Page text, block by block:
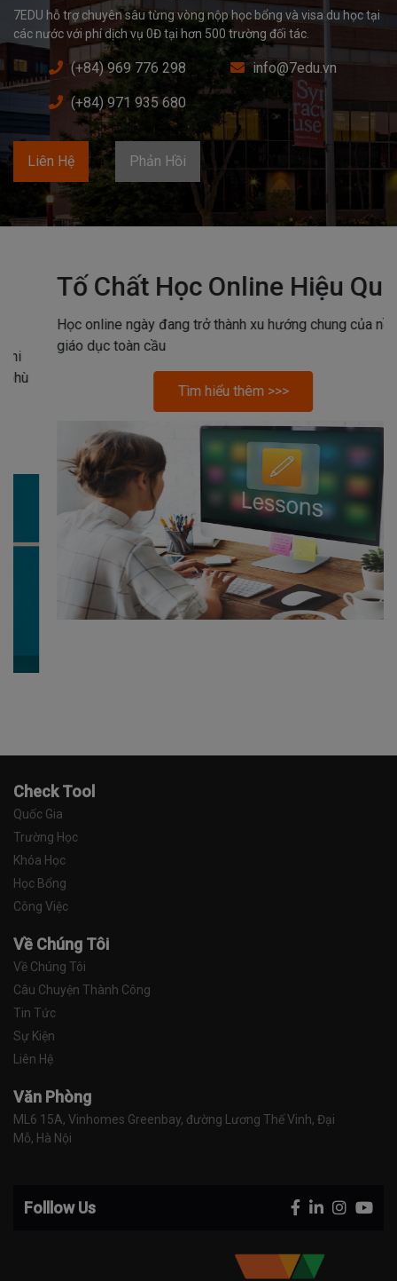
7EDU hỗ trợ chuyên sâu từng vòng nộp học bổng và visa du học tại
các nước với phí dịch vụ 0Đ tại hơn 500 trường đối tác.
(+84) 969 776 298 info@7edu.vn
(+84) 971 935 680
Liên Hệ Phản Hồi
Tố Chất Học Online Hiệu Quả
Học online ngày đang trở thành xu hướng chung của nền
giáo dục toàn cầu
Tìm hiểu thêm >>>
Check Tool
Quốc Gia
Trường Học
Khóa Học
Học Bổng
Công Việc
Về Chúng Tôi
Về Chúng Tôi
Câu Chuyện Thành Công
Tin Tức
Sự Kiện
Liên Hệ
Văn Phòng
ML6 15A, Vinhomes Greenbay, đường Lương Thế Vinh, Đại
Mỗ, Hà Nội
Folllow Us